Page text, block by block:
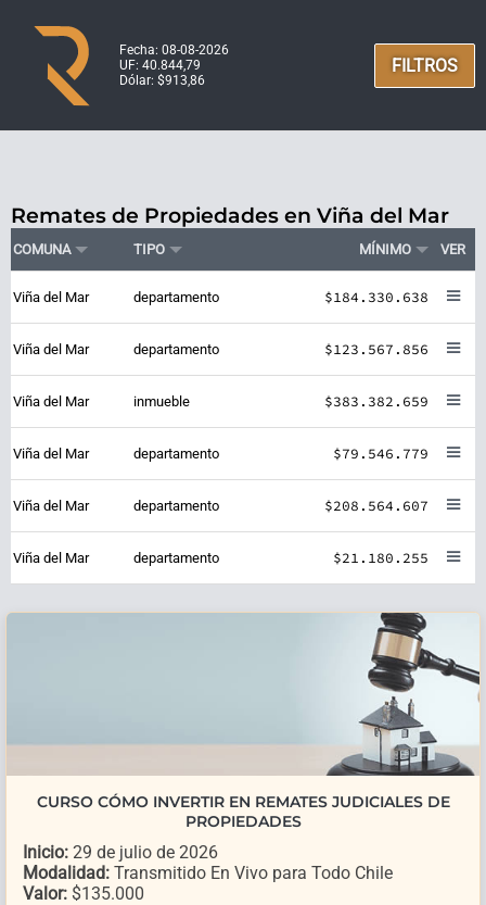
Fecha: 08-08-2026
UF: 40.844,79
Dólar: $913,86
FILTROS
Remates de Propiedades en Viña del Mar
COMUNA TIPO MÍNIMO VER
Viña del Mar departamento $184.330.638
Viña del Mar departamento $123.567.856
Viña del Mar inmueble $383.382.659
Viña del Mar departamento $79.546.779
Viña del Mar departamento $208.564.607
Viña del Mar departamento $21.180.255
CURSO CÓMO INVERTIR EN REMATES JUDICIALES DE
PROPIEDADES
Inicio: 29 de julio de 2026
Modalidad: Transmitido En Vivo para Todo Chile
Valor: $135.000